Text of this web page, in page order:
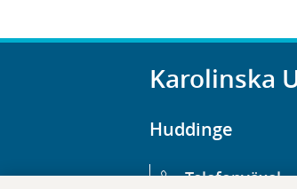
Karolinska
Huddinge
Telefonväxel